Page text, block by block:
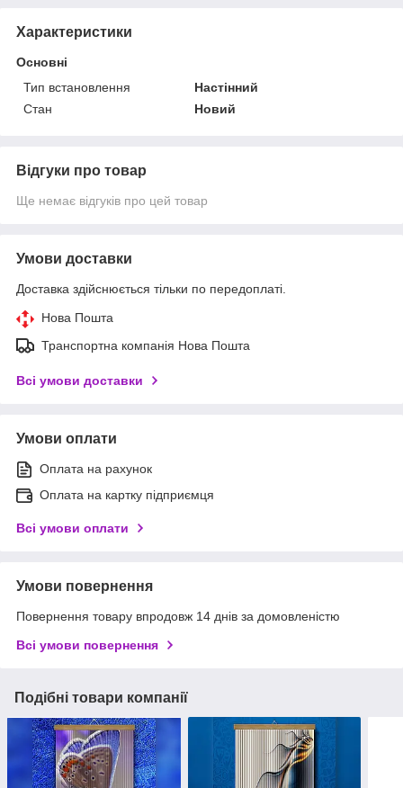
Характеристики
Основні
Тип встановлення
Настінний
Стан
Новий
Відгуки про товар
Ще немає відгуків про цей товар
Умови доставки
Доставка здійснюється тільки по передоплаті.
Нова Пошта
Транспортна компанія Нова Пошта
Всі умови доставки
Умови оплати
Оплата на рахунок
Оплата на картку підприємця
Всі умови оплати
Умови повернення
Повернення товару впродовж 14 днів за домовленістю
Всі умови повернення
Подібні товари компанії